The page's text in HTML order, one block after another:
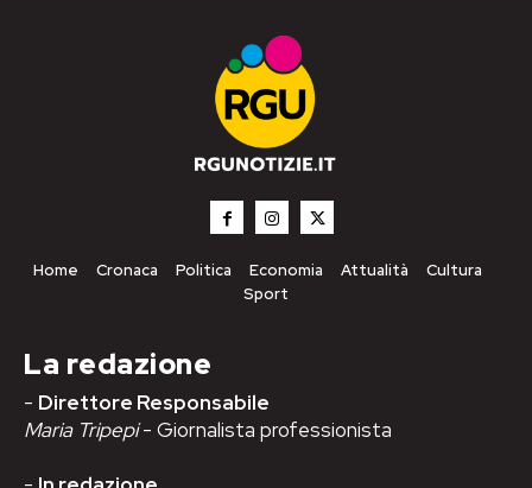
Home Cronaca Politica Economia Attualità
Cultura
Sport
La redazione
- Direttore Responsabile
Maria Tripepi- Giornalista professionista